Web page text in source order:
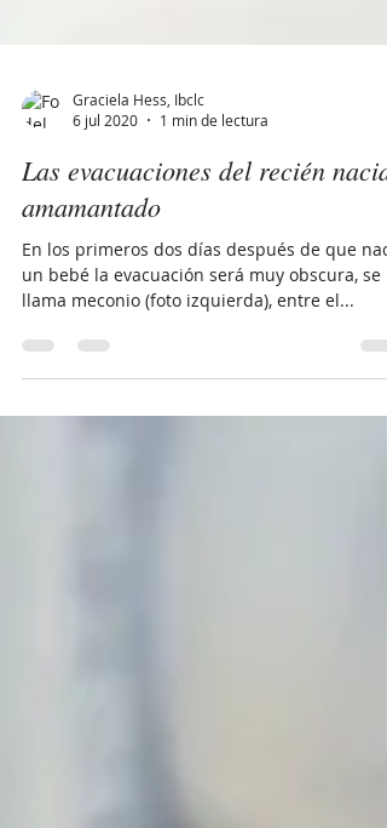
Graciela Hess, Ibclc
6 jul 2020
1 min de lectura
amamantado
En los primeros dos días después de que
un bebé la evacuación será muy obscura, se